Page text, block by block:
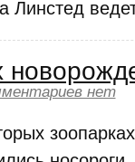
Линстед
нет